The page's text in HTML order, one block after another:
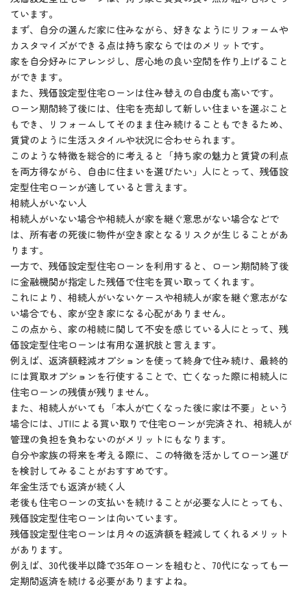
ています。
まず、自分の選んだ家に住みながら、好きなようにリフォームや
カスタマイズができる点は持ち家ならではのメリットです。
家を自分好みにアレンジし、居心地の良い空間を作り上げること
ができます。
また、残価設定型住宅ローンは住み替えの自由度も高いです。
ローン期間終了後には、住宅を売却して新しい住まいを選ぶこと
もでき、リフォームしてそのまま住み続けることもできるため、
賃貸のように生活スタイルや状況に合わせられます。
このような特徴を総合的に考えると「持ち家の魅力と賃貸の利点
を両方得ながら、自由に住まいを選びたい」人にとって、残価設
定型住宅ローンが適していると言えます。
相続人がいない人
相続人がいない場合や相続人が家を継ぐ意思がない場合などで
は、所有者の死後に物件が空き家となるリスクが生じることがあ
ります。
一方で、残価設定型住宅ローンを利用すると、ローン期間終了後
に金融機関が指定した残価で住宅を買い取ってくれます。
これにより、相続人がいないケースや相続人が家を継ぐ意志がな
い場合でも、家が空き家になる心配がありません。
この点から、家の相続に関して不安を感じている人にとって、残
価設定型住宅ローンは有用な選択肢と言えます。
例えば、返済額軽減オプションを使って終身で住み続け、最終的
には買取オプションを行使することで、亡くなった際に相続人に
住宅ローンの残債が残りません。
また、相続人がいても「本人が亡くなった後に家は不要」という
場合には、JTIによる買い取りで住宅ローンが完済され、相続人が
管理の負担を負わないのがメリットにもなります。
自分や家族の将来を考える際に、この特徴を活かしてローン選び
を検討してみることがおすすめです。
年金生活でも返済が続く人
老後も住宅ローンの支払いを続けることが必要な人にとっても、
残価設定型住宅ローンは向いています。
残価設定型住宅ローンは月々の返済額を軽減してくれるメリット
があります。
例えば、30代後半以降で35年ローンを組むと、70代になっても一
定期間返済を続ける必要がありますよね。